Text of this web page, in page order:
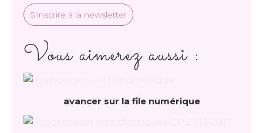
S'inscrire à la newsletter
Vous aimerez aussi :
avancer sur la file numérique